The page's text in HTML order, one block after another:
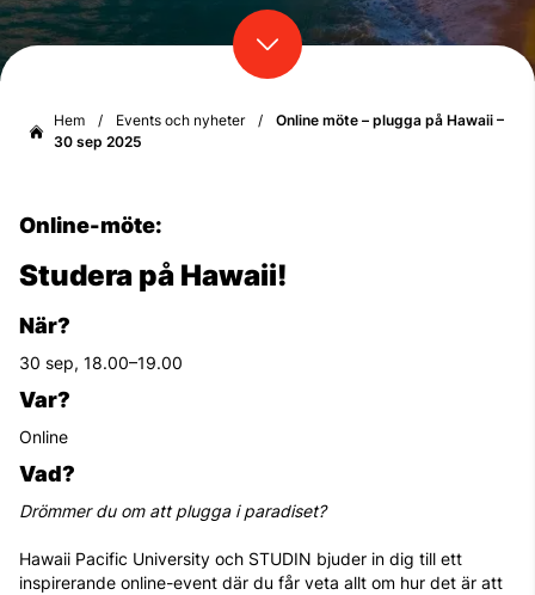
Hem / Events och nyheter /
Online möte – plugga på Hawaii –
30 sep 2025
Online-möte:
Studera på Hawaii!
När?
30 sep, 18.00–19.00
Var?
Online
Vad?
Drömmer du om att plugga i paradiset?
Hawaii Pacific University och STUDIN bjuder in dig till ett
inspirerande online-event där du får veta allt om hur det är att